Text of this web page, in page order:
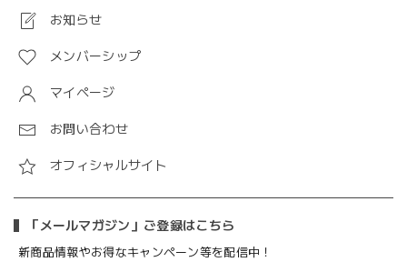
お知らせ
メンバーシップ
マイページ
お問い合わせ
オフィシャルサイト
「メールマガジン」ご登録はこちら
新商品情報やお得なキャンペーン等を配信中！